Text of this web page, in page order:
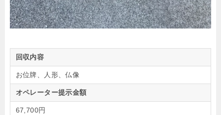
回収内容
お位牌、人形、仏像
オペレーター提示金額
67,700円